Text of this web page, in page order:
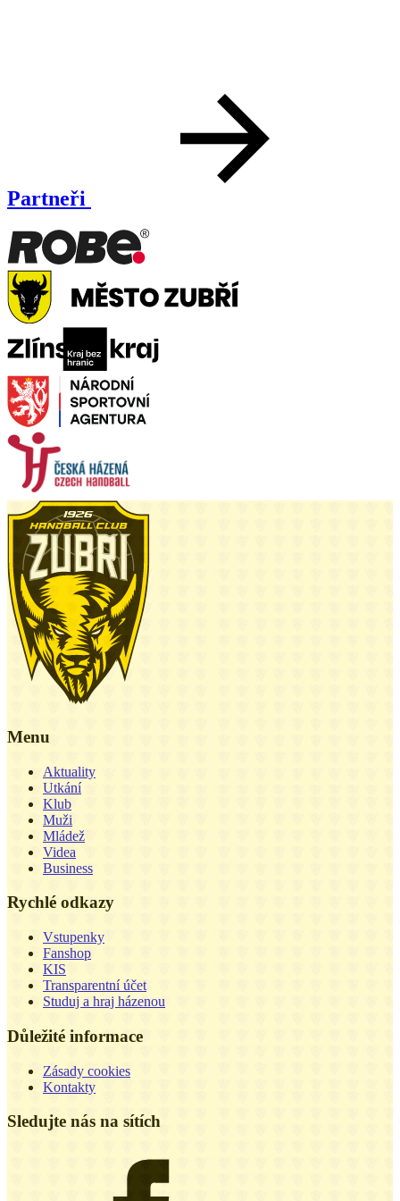
Partneři
Menu
Aktuality
Utkání
Klub
Muži
Mládež
Videa
Business
Rychlé odkazy
Vstupenky
Fanshop
KIS
Transparentní účet
Studuj a hraj házenou
Důležité informace
Zásady cookies
Kontakty
Sledujte nás na sítích